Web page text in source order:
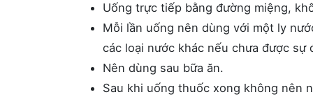
Uống trực tiếp bằng đường miệng,
Mỗi lần uống nên dùng với một ly
các loại nước khác nếu chưa được sự
Nên dùng sau bữa ăn.
Sau khi uống thuốc xong không nên